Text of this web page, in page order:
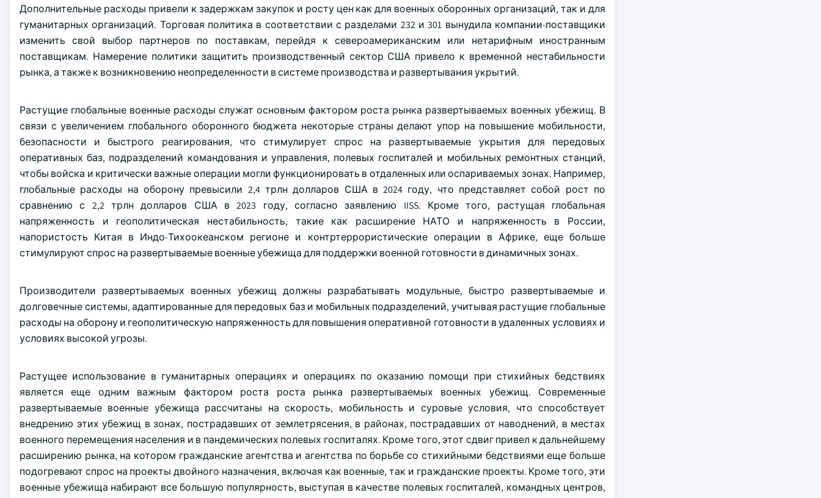
Дополнительные расходы привели к задержкам закупок и росту цен как для военных оборонных организаций, так и для
гуманитарных организаций. Торговая политика в соответствии с разделами 232 и 301 вынудила компании-поставщики
изменить свой выбор партнеров по поставкам, перейдя к североамериканским или нетарифным иностранным
поставщикам. Намерение политики защитить производственный сектор США привело к временной нестабильности
рынка, а также к возникновению неопределенности в системе производства и развертывания укрытий.
Растущие глобальные военные расходы служат основным фактором роста рынка развертываемых военных убежищ. В
связи с увеличением глобального оборонного бюджета некоторые страны делают упор на повышение мобильности,
безопасности и быстрого реагирования, что стимулирует спрос на развертываемые укрытия для передовых
оперативных баз, подразделений командования и управления, полевых госпиталей и мобильных ремонтных станций,
чтобы войска и критически важные операции могли функционировать в отдаленных или оспариваемых зонах. Например,
глобальные расходы на оборону превысили 2,4 трлн долларов США в 2024 году, что представляет собой рост по
сравнению с 2,2 трлн долларов США в 2023 году, согласно заявлению IISS. Кроме того, растущая глобальная
напряженность и геополитическая нестабильность, такие как расширение НАТО и напряженность в России,
напористость Китая в Индо-Тихоокеанском регионе и контртеррористические операции в Африке, еще больше
стимулируют спрос на развертываемые военные убежища для поддержки военной готовности в динамичных зонах.
Производители развертываемых военных убежищ должны разрабатывать модульные, быстро развертываемые и
долговечные системы, адаптированные для передовых баз и мобильных подразделений, учитывая растущие глобальные
расходы на оборону и геополитическую напряженность для повышения оперативной готовности в удаленных условиях и
условиях высокой угрозы.
Растущее использование в гуманитарных операциях и операциях по оказанию помощи при стихийных бедствиях
является еще одним важным фактором роста роста рынка развертываемых военных убежищ. Современные
развертываемые военные убежища рассчитаны на скорость, мобильность и суровые условия, что способствует
внедрению этих убежищ в зонах, пострадавших от землетрясения, в районах, пострадавших от наводнений, в местах
военного перемещения населения и в пандемических полевых госпиталях. Кроме того, этот сдвиг привел к дальнейшему
расширению рынка, на котором гражданские агентства и агентства по борьбе со стихийными бедствиями еще больше
подогревают спрос на проекты двойного назначения, включая как военные, так и гражданские проекты. Кроме того, эти
военные убежища набирают все большую популярность, выступая в качестве полевых госпиталей, командных центров,